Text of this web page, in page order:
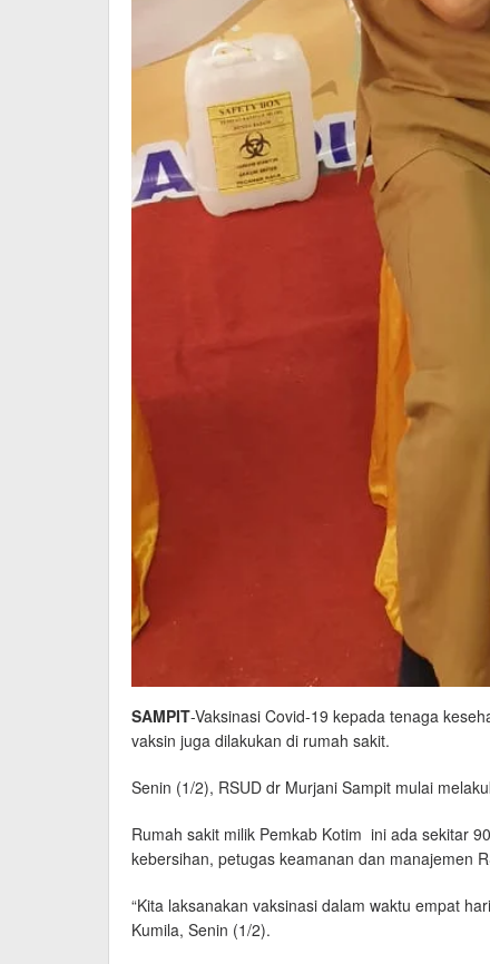
SAMPIT-Vaksinasi Covid-19 kepada tenaga
vaksin juga dilakukan di rumah sakit.
Senin (1/2), RSUD dr Murjani Sampit mulai
Rumah sakit milik Pemkab Kotim ini ada sekitar
kebersihan, petugas keamanan dan manajemen
“Kita laksanakan vaksinasi dalam waktu empat
Kumila, Senin (1/2).